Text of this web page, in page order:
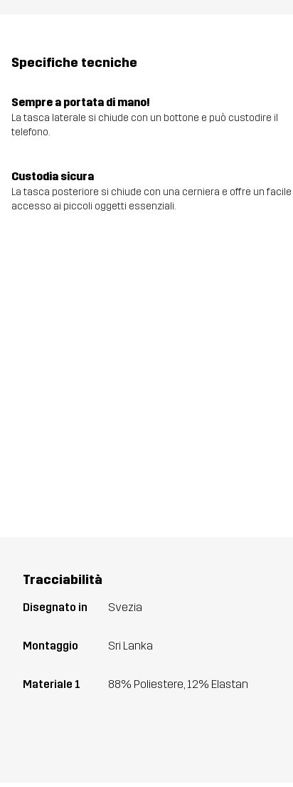
Specifiche tecniche
Sempre a portata di mano!
La tasca laterale si chiude con un bottone e può custodire il
telefono.
Custodia sicura
La tasca posteriore si chiude con una cerniera e offre un facile
accesso ai piccoli oggetti essenziali.
Tracciabilità
Disegnato in Svezia
Montaggio Sri Lanka
Materiale 1 88% Poliestere, 12% Elastan